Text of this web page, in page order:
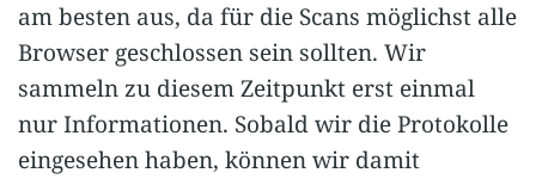
am besten aus, da für die Scans möglichst alle
Browser geschlossen sein sollten. Wir
sammeln zu diesem Zeitpunkt erst einmal
nur Informationen. Sobald wir die Protokolle
eingesehen haben, können wir damit